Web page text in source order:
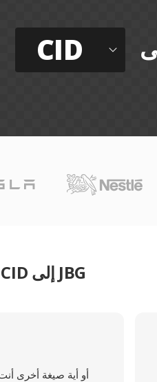
CID
كيفية تحويل CID إلى JBG